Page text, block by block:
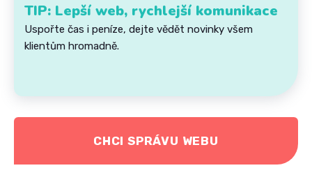
TIP: Lepší web, rychlejší komunikace
Uspořte čas i peníze, dejte vědět novinky všem
klientům hromadně.
CHCI SPRÁVU WEBU